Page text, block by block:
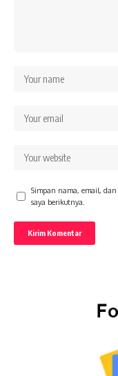
Simpan nama, email,
saya berikutnya.